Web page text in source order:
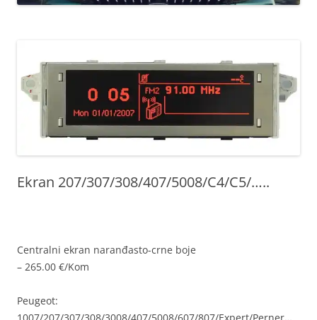
Ekran 207/307/308/407/5008/C4/C5/…..
Centralni ekran naranđasto-crne boje
– 265.00 €/Kom
Peugeot: